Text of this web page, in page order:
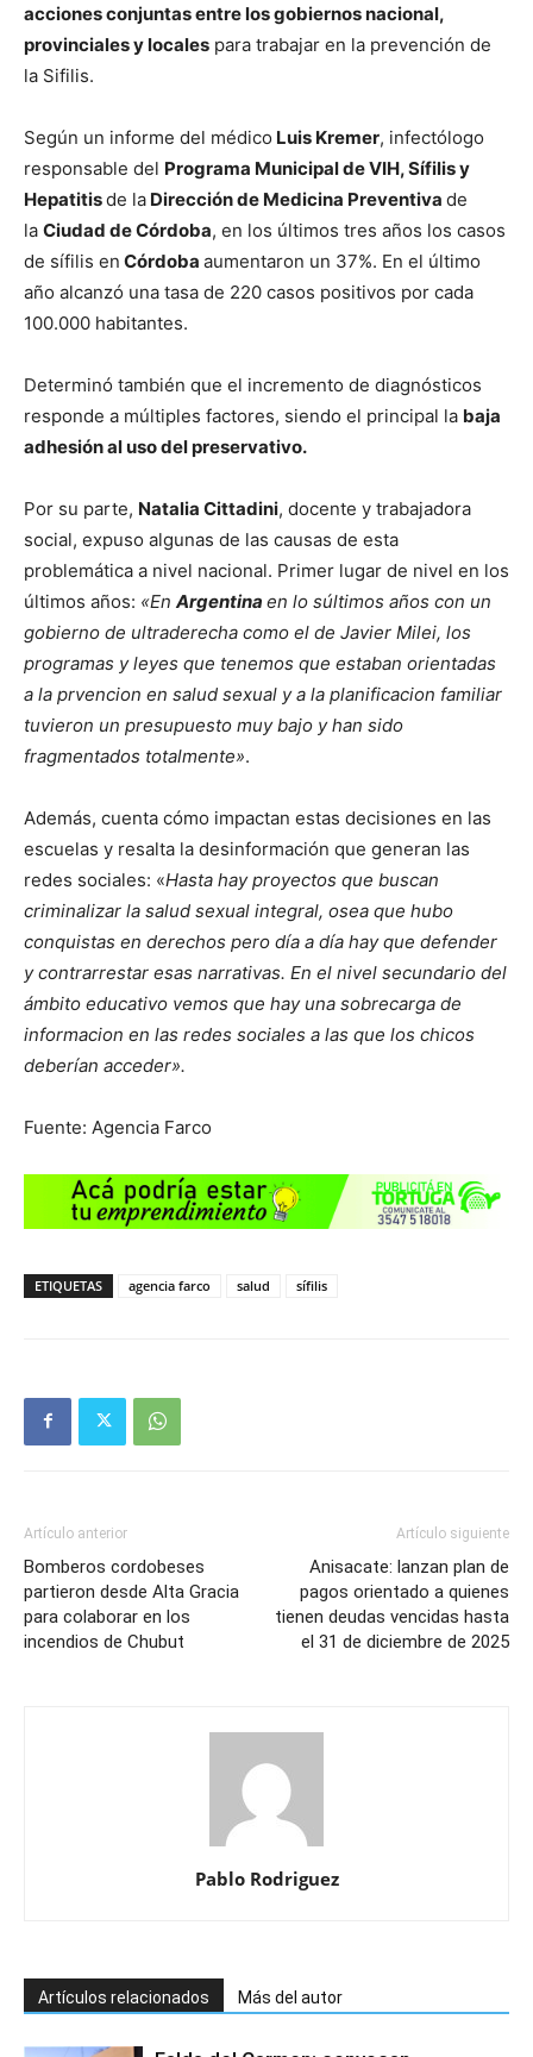
acciones conjuntas entre los gobiernos nacional,
provinciales y locales para trabajar en la prevención de
la Sifilis.
Según un informe del médico Luis Kremer, infectólogo
responsable del Programa Municipal de VIH, Sífilis y
Hepatitisde la Dirección de Medicina Preventiva de
la Ciudad de Córdoba, en los últimos tres años los casos
de sífilis en Córdoba aumentaron un 37%. En el último
año alcanzó una tasa de 220 casos positivos por cada
100.000 habitantes.
Determinó también que el incremento de diagnósticos
responde a múltiples factores, siendo el principal la baja
adhesión al uso del preservativo.
Por su parte, Natalia Cittadini, docente y trabajadora
social, expuso algunas de las causas de esta
problemática a nivel nacional. Primer lugar de nivel en los
últimos años: «En Argentina en lo súltimos años con un
gobierno de ultraderecha como el de Javier Milei, los
programas y leyes que tenemos que estaban orientadas
a la prvencion en salud sexual y a la planificacion familiar
tuvieron un presupuesto muy bajo y han sido
fragmentados totalmente».
Además, cuenta cómo impactan estas decisiones en las
escuelas y resalta la desinformación que generan las
redes sociales: «Hasta hay proyectos que buscan
criminalizar la salud sexual integral, osea que hubo
conquistas en derechos pero día a día hay que defender
y contrarrestar esas narrativas. En el nivel secundario del
ámbito educativo vemos que hay una sobrecarga de
informacion en las redes sociales a las que los chicos
deberían acceder».
Fuente: Agencia Farco
ETIQUETAS agencia farco salud sífilis
Artículo anterior
Bomberos cordobeses
partieron desde Alta Gracia
para colaborar en los
incendios de Chubut
Artículo siguiente
Anisacate: lanzan plan de
pagos orientado a quienes
tienen deudas vencidas hasta
el 31 de diciembre de 2025
Pablo Rodriguez
Artículos relacionados Más del autor